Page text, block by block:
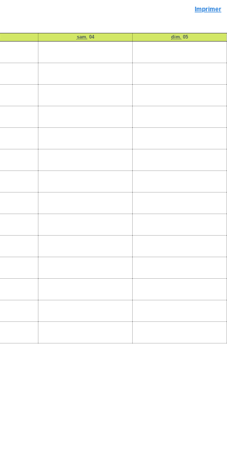
Imprimer
sam. 04 dim. 05